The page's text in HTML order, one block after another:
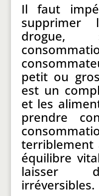
Il faut
supprimer
drogue,
petit ou
est un
et les
prendre
terriblement
équilibre
laisser
irréversibles.